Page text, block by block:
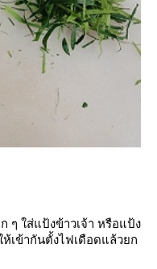
ๆ ใส่แป้งข้าวเจ้า หรือแป้ง
เข้ากันตั้งไฟเดือดแล้วยก